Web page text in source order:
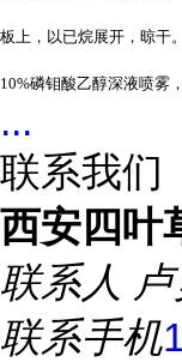
板上，以已烷展开，晾干
10%磷钼酸乙醇深液喷雾
...
联系我们
西安四叶
联系人
联系手机